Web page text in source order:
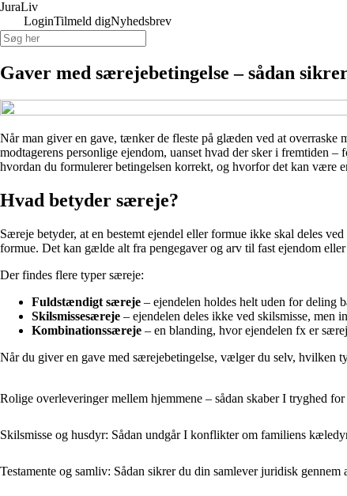
JuraLiv
LoginTilmeld digNyhedsbrev
Gaver med særejebetingelse – sådan
Når man giver en gave, tænker de fleste på glæden ved at
modtagerens personlige ejendom, uanset hvad der sker i fremtiden
hvordan du formulerer betingelsen korrekt, og hvorfor det kan være
Hvad betyder særeje?
Særeje betyder, at en bestemt ejendel eller formue ikke skal deles
formue. Det kan gælde alt fra pengegaver og arv til fast ejendom
Der findes flere typer særeje:
Fuldstændigt særeje – ejendelen holdes helt uden for deling
Skilsmissesæreje – ejendelen deles ikke ved skilsmisse, men
Kombinationssæreje – en blanding, hvor ejendelen fx er
Når du giver en gave med særejebetingelse, vælger du selv, hvilken
Rolige overleveringer mellem hjemmene – sådan skaber I tryghed for
Skilsmisse og husdyr: Sådan undgår I konflikter om familiens
Testamente og samliv: Sådan sikrer du din samlever juridisk gennem